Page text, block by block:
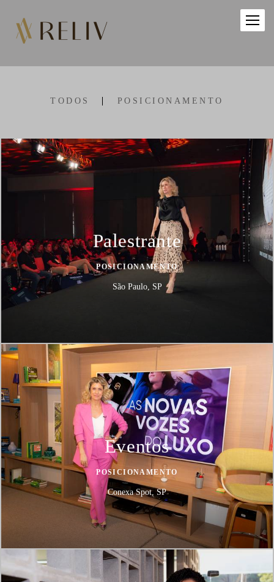
TODOS POSICIONAMENTO
Palestrante
POSICIONAMENTO
São Paulo, SP
Eventos
POSICIONAMENTO
Conexa Spot, SP